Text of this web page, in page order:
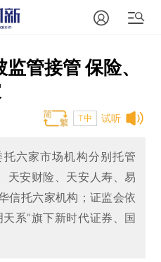
管接管 保险、
试听
T中
六家市场机构分别托管
天安财险、天安人寿、易
信托六家机构；证监会依
系”旗下新时代证券、国